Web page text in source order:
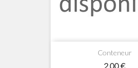
Conteneur
Prix
2,00 €